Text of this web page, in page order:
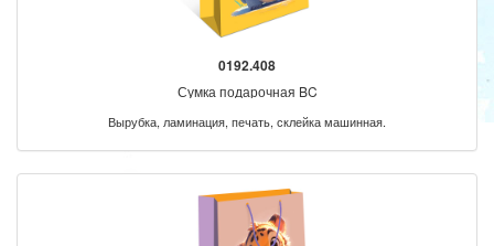
0192.408
Сумка подарочная BC
Вырубка, ламинация, печать, склейка машинная.